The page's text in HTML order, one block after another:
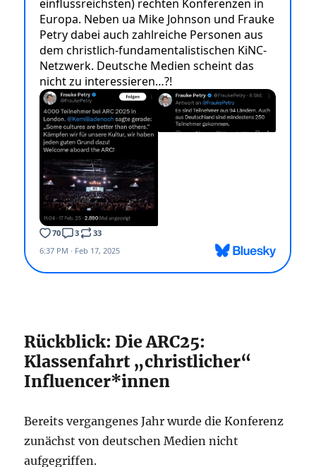
Rückblick: Die ARC25:
Klassenfahrt „christlicher“
Influencer*innen
Bereits vergangenes Jahr wurde die Konferenz
zunächst von deutschen Medien nicht
aufgegriffen.